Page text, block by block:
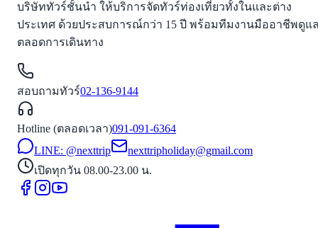
บริษัททัวร์ชั้นนำ ให้บริการจัดทัวร์ท่องเที่ยวทั้งในและต่าง
ประเทศ ด้วยประสบการณ์กว่า 15 ปี พร้อมทีมงานมืออาชีพดูแ
ตลอดการเดินทาง
สอบถามทัวร์02-136-9144
Hotline (ตลอดเวลา)091-091-6364
LINE: @nexttrip
nexttripholiday@gmail.com
เปิดทุกวัน 08.00-23.00 น.